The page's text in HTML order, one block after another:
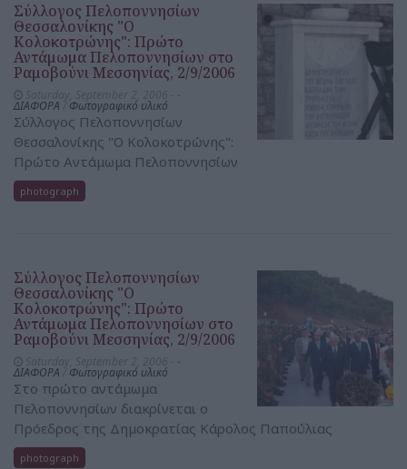
Σύλλογος Πελοποννησίων
Θεσσαλονίκης "Ο
Κολοκοτρώνης": Πρώτο
Αντάμωμα Πελοποννησίων στο
Ραμοβούνι Μεσσηνίας, 2/9/2006
ΔΙΑΦΟΡΑ Φωτογραφικό υλικό
Σύλλογος Πελοποννησίων
Θεσσαλονίκης "Ο Κολοκοτρώνης":
Πρώτο Αντάμωμα Πελοποννησίων
photograph
Σύλλογος Πελοποννησίων
Θεσσαλονίκης "Ο
Κολοκοτρώνης": Πρώτο
Αντάμωμα Πελοποννησίων στο
Ραμοβούνι Μεσσηνίας, 2/9/2006
ΔΙΑΦΟΡΑ Φωτογραφικό υλικό
Στο πρώτο αντάμωμα
Πελοποννησίων διακρίνεται ο
Πρόεδρος της Δημοκρατίας Κάρολος Παπούλιας
photograph